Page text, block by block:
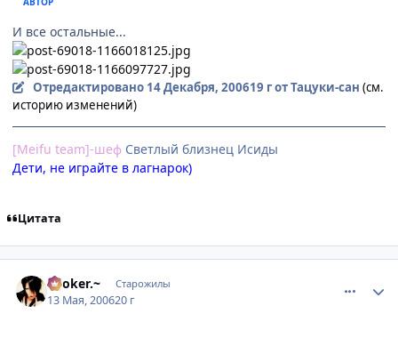
И все остальные...
Отредактировано 14 Декабря, 200619 гот Тацуки-сан (см.
историю изменений)
[Meifu team]-шеф Cветлый близнец Исиды
Дети, не играйте в лагнарок)
Цитата
~.Joker.~ Старожилы
13 Мая, 200620 г